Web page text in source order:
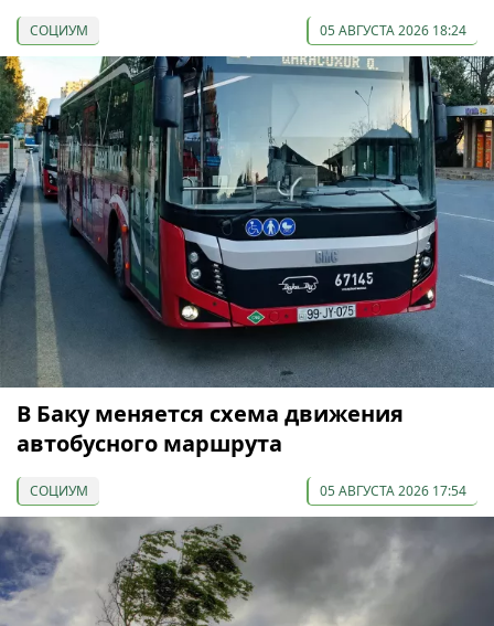
СОЦИУМ 05 АВГУСТА 2026 18:24
В Баку меняется схема движения
автобусного маршрута
СОЦИУМ 05 АВГУСТА 2026 17:54